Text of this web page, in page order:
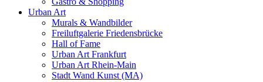
Urban Art
Murals & Wandbilder
Freiluftgalerie Friedensbrücke
Hall of Fame
Urban Art Frankfurt
Urban Art Rhein-Main
Stadt Wand Kunst (MA)